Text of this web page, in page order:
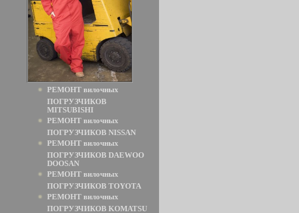
РЕМОНТ вилочных
ПОГРУЗЧИКОВ
MITSUBISHI
РЕМОНТ вилочных
ПОГРУЗЧИКОВ NISSAN
РЕМОНТ вилочных
ПОГРУЗЧИКОВ DAEWOO
DOOSAN
РЕМОНТ вилочных
ПОГРУЗЧИКОВ TOYOTA
РЕМОНТ вилочных
ПОГРУЗЧИКОВ KOMATSU